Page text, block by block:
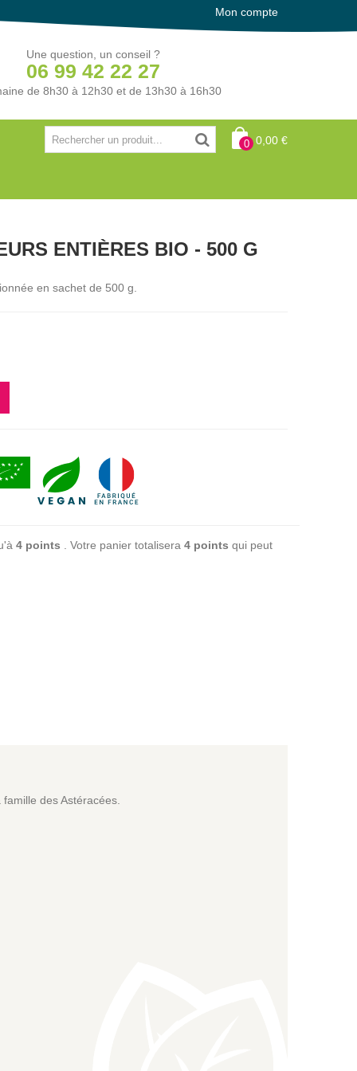
Mon compte
Une question, un conseil ?
06 99 42 22 27
de 8h30 à 12h30 et de 13h30 à 16h30
0 0,00 €
ENTIÈRES BIO - 500 G
en sachet de 500 g.
4 points . Votre panier totalisera 4 points qui peut
des Astéracées.